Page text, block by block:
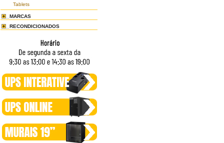
Tablets
MARCAS
RECONDICIONADOS